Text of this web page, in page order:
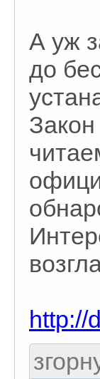
А уж
до
http://